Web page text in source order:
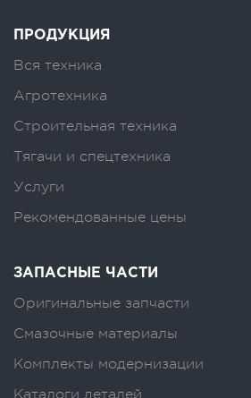
ПРОДУКЦИЯ
Вся техника
Агротехника
Строительная техника
Тягачи и спецтехника
Услуги
Рекомендованные цены
ЗАПАСНЫЕ ЧАСТИ
Оригинальные запчасти
Смазочные материалы
Комплекты модернизации
Каталоги деталей